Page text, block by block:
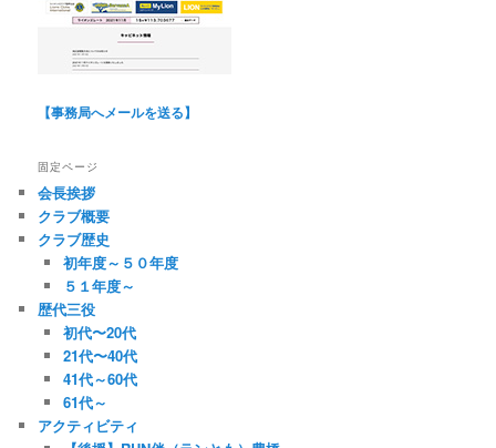
【事務局へメールを送る】
固定ページ
会長挨拶
クラブ概要
クラブ歴史
初年度～５０年度
５１年度～
歴代三役
初代〜20代
21代〜40代
41代～60代
61代～
アクティビティ